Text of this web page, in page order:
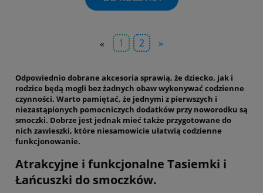
« 1 2 »
Odpowiednio dobrane akcesoria sprawią, że dziecko, jak i
rodzice będą mogli bez żadnych obaw wykonywać codzienne
czynności. Warto pamiętać, że jednymi z pierwszych i
niezastąpionych pomocniczych dodatków przy noworodku są
smoczki. Dobrze jest jednak mieć także przygotowane do
nich zawieszki, które niesamowicie ułatwią codzienne
funkcjonowanie.
Atrakcyjne i funkcjonalne Tasiemki i
Łańcuszki do smoczków.